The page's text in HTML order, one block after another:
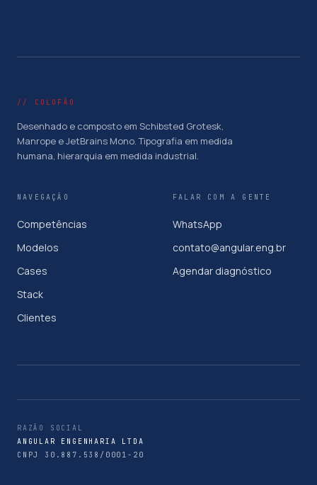
// COLOFÃO
Desenhado e composto em Schibsted Grotesk,
Manrope e JetBrains Mono. Tipografia em medida
humana, hierarquia em medida industrial.
NAVEGAÇÃO
Competências
Modelos
Cases
Stack
Clientes
FALAR COM A GENTE
WhatsApp
contato@angular.eng.br
Agendar diagnóstico
RAZÃO SOCIAL
ANGULAR ENGENHARIA LTDA
CNPJ 30.887.538/0001-20